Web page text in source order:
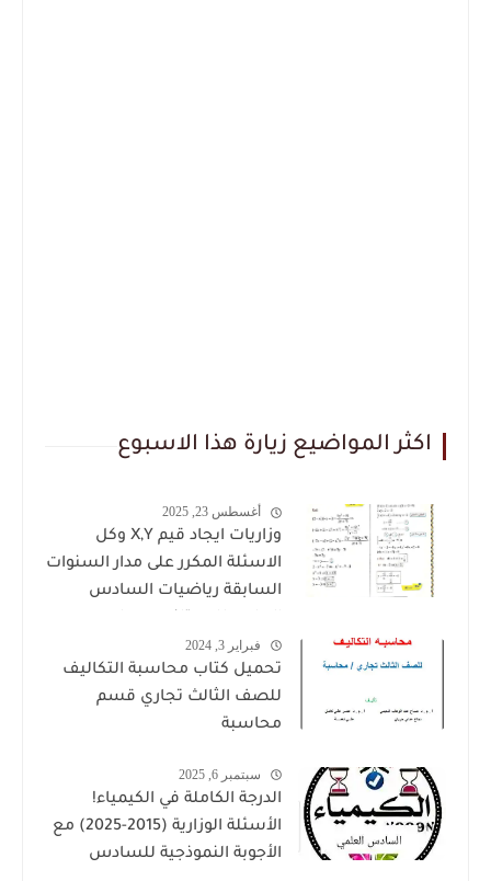
اكثر المواضيع زيارة هذا الاسبوع
أغسطس 23, 2025
وزاريات ايجاد قيم X,Y وكل
الاسئلة المكرر على مدار السنوات
السابقة رياضيات السادس
فبراير 3, 2024
تحميل كتاب محاسبة التكاليف
للصف الثالث تجاري قسم
محاسبة
سبتمبر 6, 2025
الدرجة الكاملة في الكيمياء!
الأسئلة الوزارية (2015-2025) مع
الأجوبة النموذجية للسادس